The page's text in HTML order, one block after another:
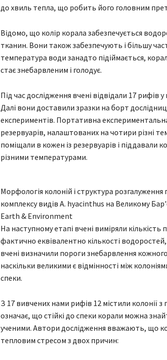
до хвиль тепла, що робить його головним
Відомо, що колір корала забезпечується
тканин. Вони також забезпечують і більшу
температура води занадто підіймається,
стає знебарвленим і голодує.
Під час дослідження вчені відвідали 17 рифів
Далі вони доставили зразки на борт
експериментів. Портативна
резервуарів, налаштованих на чотири різні
поміщали в кожен із резервуарів і піддавали
різними температурами.
Морфологія колоній і структура
комплексу видів A. hyacinthus на Великому
Earth & Environment
На наступному етапі вчені виміряли
фактично еквівалентно кількості водоростей,
вчені визначили пороги знебарвлення кожного
наскільки великими є відмінності між
спеки.
З 17 вивчених нами рифів 12 містили колонії
означає, що стійкі до спеки корали можна
ученими. Автори дослідження вважають, що
тепловим стресом з двох причин: